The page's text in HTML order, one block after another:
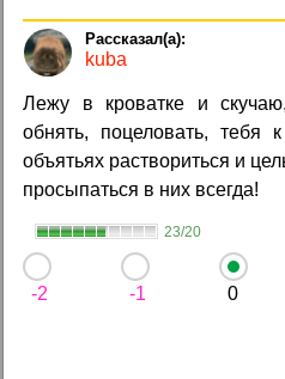
kuba
Лежу в кроватке и
обнять, поцеловать, тебя
объятьях раствориться и
просыпаться в них всегда!
23/20
-2 -1 0